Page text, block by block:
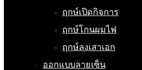
ฤกษ์เปิดกิจการ
ฤกษ์โกนผมไฟ
ฤกษ์ลงเสาเอก
ออกแบบลายเซ็น